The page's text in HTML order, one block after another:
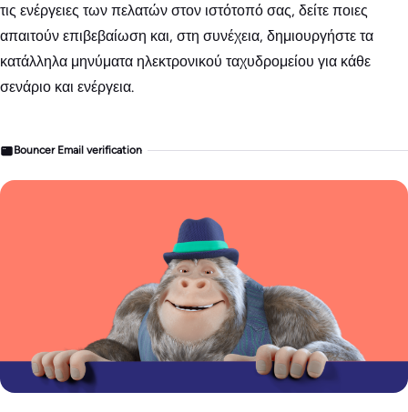
τις ενέργειες των πελατών στον ιστότοπό σας, δείτε ποιες
απαιτούν επιβεβαίωση και, στη συνέχεια, δημιουργήστε τα
κατάλληλα μηνύματα ηλεκτρονικού ταχυδρομείου για κάθε
σενάριο και ενέργεια.
Bouncer Email verification